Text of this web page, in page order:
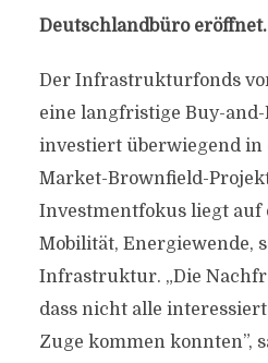
Deutschlandbüro eröffnet.
Der Infrastrukturfonds
eine langfristige Buy-
investiert überwiegend in
Market-Brownfield-
Investmentfokus liegt auf
Mobilität, Energiewende,
Infrastruktur. „Die
dass nicht alle
Zuge kommen konnten”,